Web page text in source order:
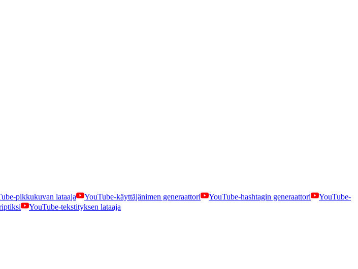
pikkukuvan lataaja YouTube-käyttäjänimen generaattori YouTube-hashtagin generaattori
YouTube-
YouTube-tekstityksen lataaja